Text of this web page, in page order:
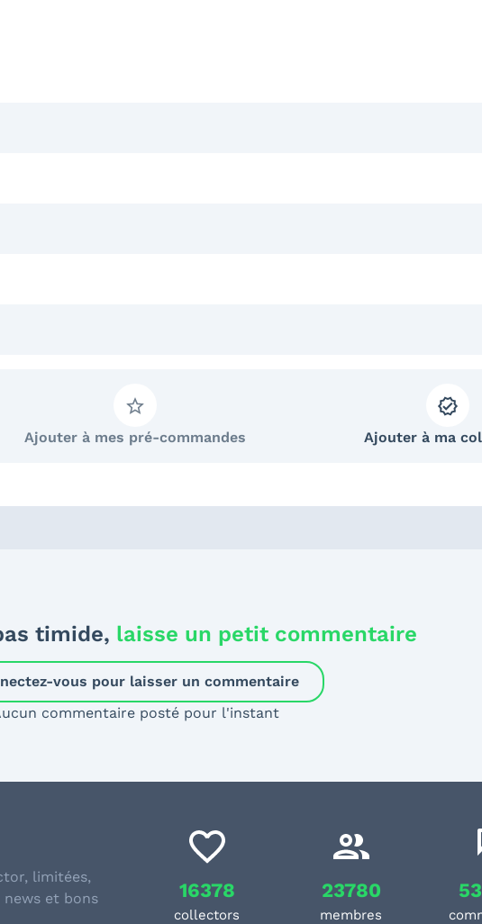
Ajouter à mes pré-commandes Ajouter à ma
timide, laisse un petit commentaire
vous pour laisser un commentaire
commentaire posté pour l'instant
limitées,
news et bons
16378
collectors
23780
membres